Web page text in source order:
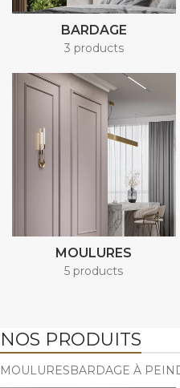
BARDAGE
3 products
MOULURES
5 products
NOS PRODUITS
MOULURESBARDAGE À